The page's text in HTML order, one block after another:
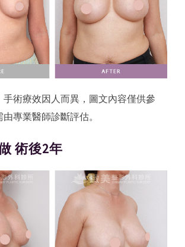
手術療效因人而異，圖文內容僅供參
專業醫師診斷評估。
術後2年